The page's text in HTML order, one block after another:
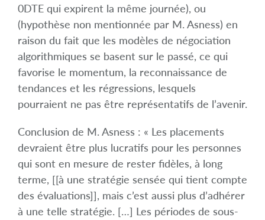
0DTE qui expirent la même journée), ou
(hypothèse non mentionnée par M. Asness) en
raison du fait que les modèles de négociation
algorithmiques se basent sur le passé, ce qui
favorise le momentum, la reconnaissance de
tendances et les régressions, lesquels
pourraient ne pas être représentatifs de l’avenir.
Conclusion de M. Asness : « Les placements
devraient être plus lucratifs pour les personnes
qui sont en mesure de rester fidèles, à long
terme, [[à une stratégie sensée qui tient compte
des évaluations]], mais c’est aussi plus d’adhérer
à une telle stratégie. […] Les périodes de sous-